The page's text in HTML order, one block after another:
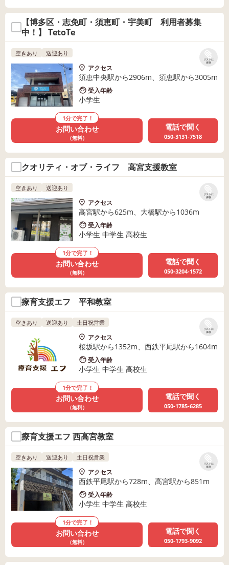
【博多区・志免町・須恵町・宇美町 利用者募集
中！】 TetoTe
リストに
保存
空きあり 送迎あり
アクセス
須恵中央駅から2906m、須恵駅から3005m
受入年齢
小学生
1分で完了！
お問い合わせ
（無料）
電話で聞く
050-3131-7518
クオリティ・オブ・ライフ 高宮支援教室
リストに
保存
空きあり 送迎あり
アクセス
高宮駅から625m、大橋駅から1036m
受入年齢
小学生 中学生 高校生
1分で完了！
お問い合わせ
（無料）
電話で聞く
050-3204-1572
療育支援エフ 平和教室
リストに
保存
空きあり 送迎あり 土日祝営業
アクセス
桜坂駅から1352m、西鉄平尾駅から1604m
受入年齢
小学生 中学生 高校生
1分で完了！
お問い合わせ
（無料）
電話で聞く
050-1785-6285
療育支援エフ 西高宮教室
リストに
保存
空きあり 送迎あり 土日祝営業
アクセス
西鉄平尾駅から728m、高宮駅から851m
受入年齢
小学生 中学生 高校生
1分で完了！
お問い合わせ
（無料）
電話で聞く
050-1793-9092